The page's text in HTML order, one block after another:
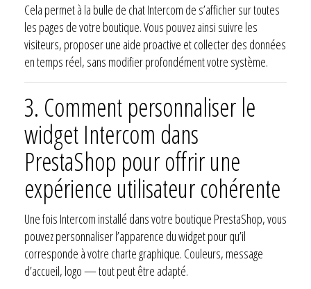
Cela permet à la bulle de chat Intercom de s’afficher sur toutes
les pages de votre boutique. Vous pouvez ainsi suivre les
visiteurs, proposer une aide proactive et collecter des données
en temps réel, sans modifier profondément votre système.
3. Comment personnaliser le
widget Intercom dans
PrestaShop pour offrir une
expérience utilisateur cohérente
Une fois Intercom installé dans votre boutique PrestaShop, vous
pouvez personnaliser l’apparence du widget pour qu’il
corresponde à votre charte graphique. Couleurs, message
d’accueil, logo — tout peut être adapté.